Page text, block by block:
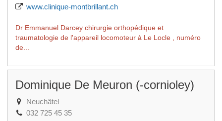
www.clinique-montbrillant.ch
Dr Emmanuel Darcey chirurgie orthopédique et
traumatologie de l'appareil locomoteur à Le Locle , numéro
de...
Dominique De Meuron (-cornioley)
Neuchâtel
032 725 45 35